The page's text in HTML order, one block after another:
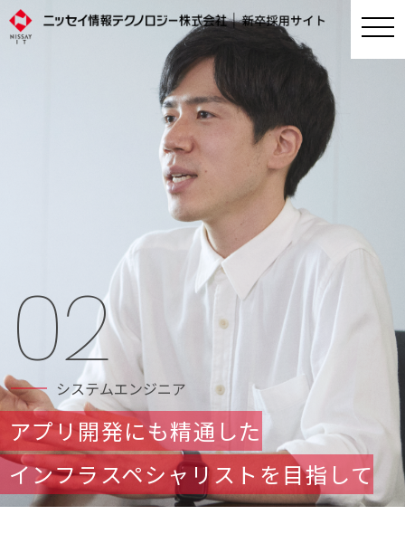
02
システムエンジニア
アプリ開発にも精通した
インフラスペシャリストを目指して